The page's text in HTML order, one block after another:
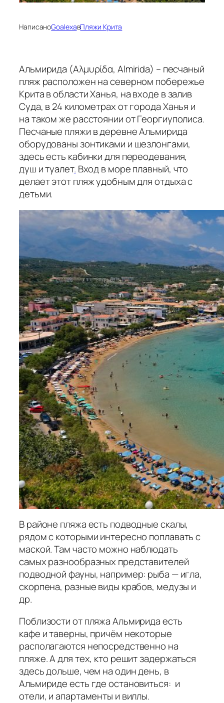
НаписаноGoalexaвПляжи Крита
Альмирида (Αλμυρίδα, Almirida) – песчаный
пляж расположен на северном побережье
Крита в области Ханья, на входе в залив
Суда, в 24 километрах от города Ханья и
на таком же расстоянии от Георгиуполиса.
Песчаные пляжи в деревне Альмирида
оборудованы зонтиками и шезлонгами,
здесь есть кабинки для переодевания,
душ и туалет. Вход в море плавный, что
делает этот пляж удобным для отдыха с
детьми.
В районе пляжа есть подводные скалы,
рядом с которыми интересно поплавать с
маской. Там часто можно наблюдать
самых разнообразных представителей
подводной фауны, например: рыба — игла,
скорпена, разные виды крабов, медузы и
др.
Поблизости от пляжа Альмирида есть
кафе и таверны, причём некоторые
располагаются непосредственно на
пляже. А для тех, кто решит задержаться
здесь дольше, чем на один день, в
Альмириде есть где остановиться: и
отели, и апартаменты и виллы.